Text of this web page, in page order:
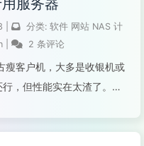
服务器
分类: 软件 网站 NAS 计
2 条评论
瘦客户机，大多是收银机或
，但性能实在太渣了。主